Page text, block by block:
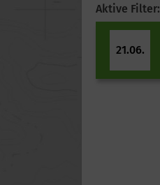
Aktive Filter:
21.06.